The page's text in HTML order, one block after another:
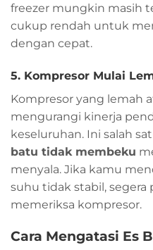
freezer mungkin masih
cukup rendah untuk
dengan cepat.
5. Kompresor Mulai
Kompresor yang lemah
mengurangi kinerja
keseluruhan. Ini salah
batu tidak membeku
menyala. Jika kamu
suhu tidak stabil,
memeriksa kompresor.
Cara Mengatasi Es